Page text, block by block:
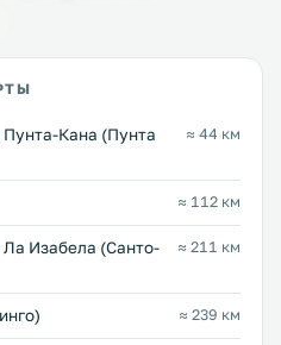
Кана (Пунта
≈ 44 км
≈ 112 км
Изабела (Санто-
≈ 211 км
≈ 239 км